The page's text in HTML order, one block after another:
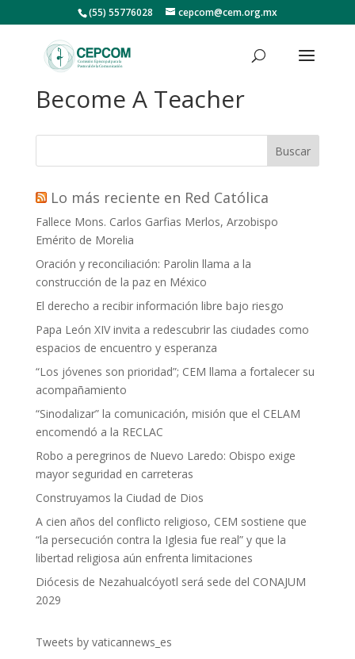
(55) 55776028 cepcom@cem.org.mx
Become A Teacher
Buscar
Lo más reciente en Red Católica
Fallece Mons. Carlos Garfias Merlos, Arzobispo
Emérito de Morelia
Oración y reconciliación: Parolin llama a la
construcción de la paz en México
El derecho a recibir información libre bajo riesgo
Papa León XIV invita a redescubrir las ciudades como
espacios de encuentro y esperanza
“Los jóvenes son prioridad”; CEM llama a fortalecer su
acompañamiento
“Sinodalizar” la comunicación, misión que el CELAM
encomendó a la RECLAC
Robo a peregrinos de Nuevo Laredo: Obispo exige
mayor seguridad en carreteras
Construyamos la Ciudad de Dios
A cien años del conflicto religioso, CEM sostiene que
“la persecución contra la Iglesia fue real” y que la
libertad religiosa aún enfrenta limitaciones
Diócesis de Nezahualcóyotl será sede del CONAJUM
2029
Tweets by vaticannews_es